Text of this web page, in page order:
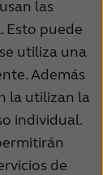
las
Esto puede
utiliza una
Además
la utilizan la
individual.
de